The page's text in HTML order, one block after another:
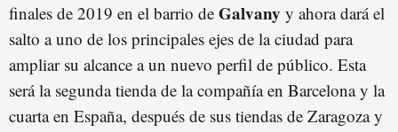
finales de 2019 en el barrio de Galvany y ahora dará el
salto a uno de los principales ejes de la ciudad para
ampliar su alcance a un nuevo perfil de público. Esta
será la segunda tienda de la compañía en Barcelona y la
cuarta en España, después de sus tiendas de Zaragoza y